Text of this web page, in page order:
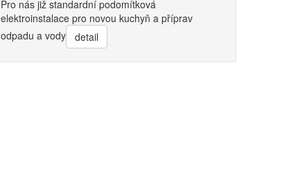
Pro nás již standardní podomítková
elektroinstalace pro novou kuchyň a příprav
odpadu a vody
detail